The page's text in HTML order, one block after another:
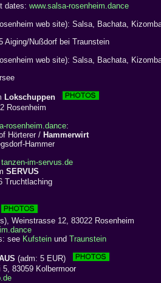
dates: www.salsa-rosenheim.dance
web site): Salsa, Bachata,
Aiging/Nußdorf bei Traunstein
web site): Salsa, Bachata,
Lokschuppen
Rosenheim
rosenheim.dance:
Hörterer / Hammerwirt
Hammer
tanzen-im-servus.de
SERVUS
Truchtlaching
Weinstrasse 12, 83022 Rosenheim
see Kufstein und Traunstein
(adm: 5 EUR)
83059 Kolbermoor